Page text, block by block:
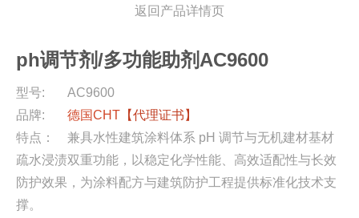
返回产品详情页
ph调节剂/多功能助剂AC9600
型号:
AC9600
品牌:
德国CHT 【代理证书】
特点：
兼具水性建筑涂料体系 pH 调节与无机建材基材
疏水浸渍双重功能，以稳定化学性能、高效适配性与长效
防护效果，为涂料配方与建筑防护工程提供标准化技术支
撑。